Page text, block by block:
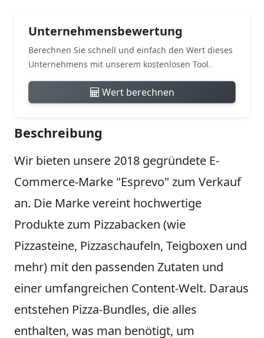
Unternehmensbewertung
Berechnen Sie schnell und einfach den Wert dieses
Unternehmens mit unserem kostenlosen Tool.
Wert berechnen
Beschreibung
Wir bieten unsere 2018 gegründete E-
Commerce-Marke "Esprevo" zum Verkauf
an. Die Marke vereint hochwertige
Produkte zum Pizzabacken (wie
Pizzasteine, Pizzaschaufeln, Teigboxen und
mehr) mit den passenden Zutaten und
einer umfangreichen Content-Welt. Daraus
entstehen Pizza-Bundles, die alles
enthalten, was man benötigt, um